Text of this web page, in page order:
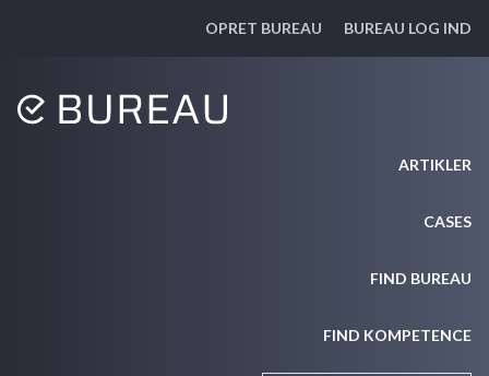
OPRET BUREAU BUREAU LOG IND
ARTIKLER
CASES
FIND BUREAU
FIND KOMPETENCE